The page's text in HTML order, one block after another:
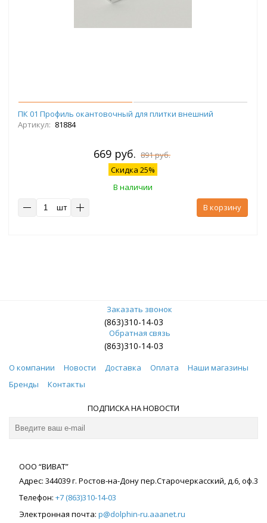
ПК 01 Профиль окантовочный для плитки внешний
Артикул: 81884
669 руб. 891 руб.
Скидка 25%
В наличии
шт
В корзину
Заказать звонок
(863)310-14-03
Обратная связь
(863)310-14-03
О компании Новости Доставка Оплата
Наши магазины
Бренды
Контакты
ПОДПИСКА НА НОВОСТИ
ООО “ВИВАТ”
Адрес: 344039г. Ростов-на-Донупер.Старочеркасский, д.6, оф.3
Телефон: +7 (863)310-14-03
Электронная почта: p@dolphin-ru.aaanet.ru